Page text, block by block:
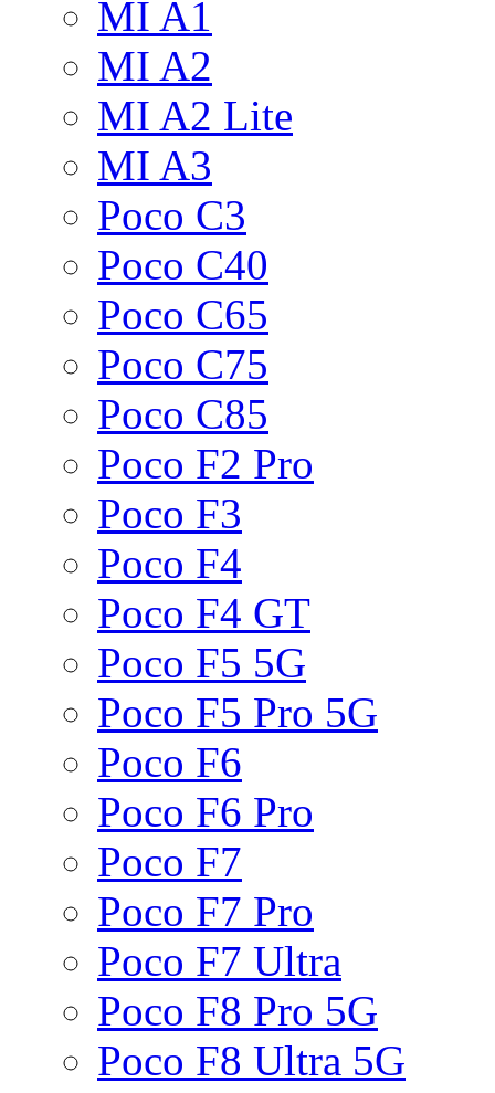
MI A1
MI A2
MI A2 Lite
MI A3
Poco C3
Poco C40
Poco C65
Poco C75
Poco C85
Poco F2 Pro
Poco F3
Poco F4
Poco F4 GT
Poco F5 5G
Poco F5 Pro 5G
Poco F6
Poco F6 Pro
Poco F7
Poco F7 Pro
Poco F7 Ultra
Poco F8 Pro 5G
Poco F8 Ultra 5G